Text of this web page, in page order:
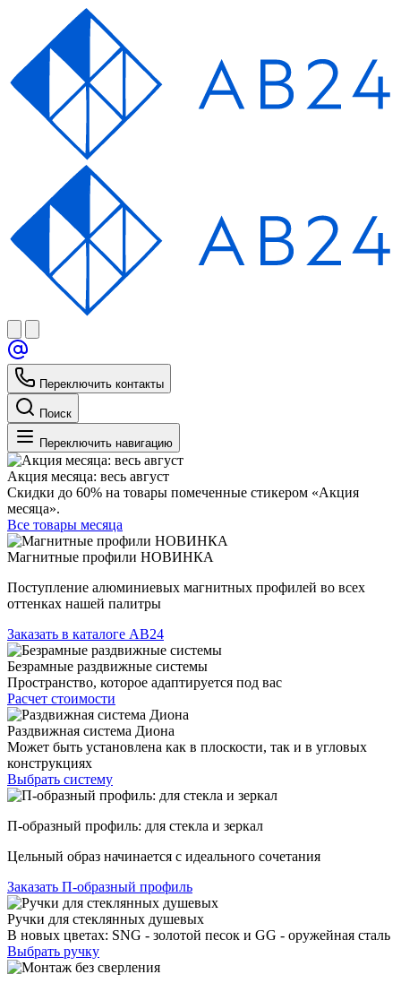
Переключить контакты
Поиск
Переключить навигацию
Акция месяца: весь август
Скидки до 60% на товары помеченные стикером «Акция
месяца».
Все товары месяца
Магнитные профили НОВИНКА
Поступление алюминиевых магнитных профилей во всех
оттенках нашей палитры
Заказать в каталоге АВ24
Безрамные раздвижные системы
Пространство, которое адаптируется под вас
Расчет стоимости
Раздвижная система Диона
Может быть установлена как в плоскости, так и в угловых
конструкциях
Выбрать систему
П-образный профиль: для стекла и зеркал
Цельный образ начинается с идеального сочетания
Заказать П-образный профиль
Ручки для стеклянных душевых
В новых цветах: SNG - золотой песок и GG - оружейная сталь
Выбрать ручку